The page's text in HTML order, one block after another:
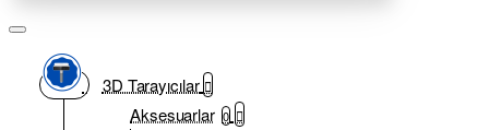
3D Tarayıcılar
Aksesuarlar 0